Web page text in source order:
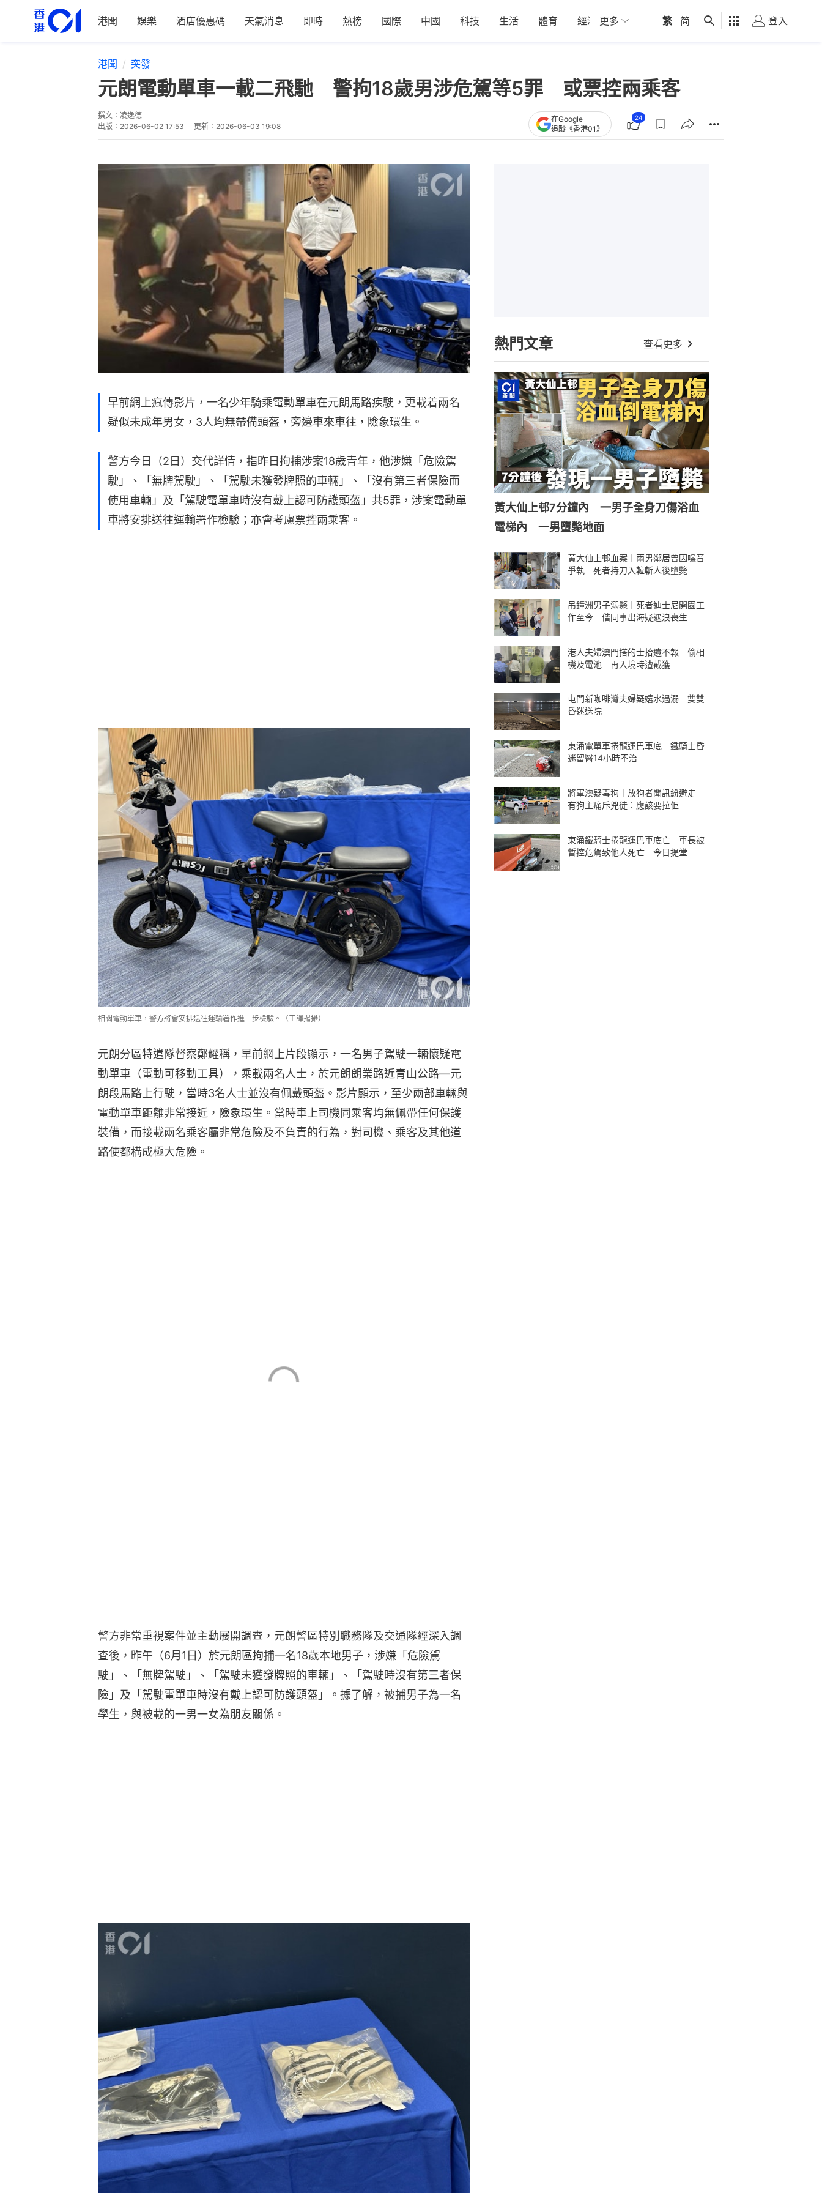
港聞 娛樂 酒店優惠碼 天氣消息 即時 熱榜 國際 中國 科技 生活 體育 經濟 01深圳 觀點 健康 好食玩飛
更多 繁 简 登入
港聞 突發
元朗電動單車一載二飛馳 警拘18歲男涉危駕等5罪 或票控兩乘客
撰文： 凌逸德
出版： 2026-06-02 17:53 更新： 2026-06-03 19:08
在Google
追蹤《香港01》
24
早前網上瘋傳影片，一名少年騎乘電動單車在元朗馬路疾駛，更載着兩名
疑似未成年男女，3人均無帶備頭盔，旁邊車來車往，險象環生。
警方今日（2日）交代詳情，指昨日拘捕涉案18歲青年，他涉嫌「危險駕
駛」、「無牌駕駛」、「駕駛未獲發牌照的車輛」、「沒有第三者保險而
使用車輛」及「駕駛電單車時沒有戴上認可防護頭盔」共5罪，涉案電動單
車將安排送往運輸署作檢驗；亦會考慮票控兩乘客。
相關電動單車，警方將會安排送往運輸署作進一步檢驗。（王譯揚攝）
元朗分區特遣隊督察鄭耀稱，早前網上片段顯示，一名男子駕駛一輛懷疑電
動單車（電動可移動工具），乘載兩名人士，於元朗朗業路近青山公路—元
朗段馬路上行駛，當時3名人士並沒有佩戴頭盔。影片顯示，至少兩部車輛與
電動單車距離非常接近，險象環生。當時車上司機同乘客均無佩帶任何保護
裝備，而接載兩名乘客屬非常危險及不負責的行為，對司機、乘客及其他道
路使都構成極大危險。
警方檢獲被捕人犯案時衣物。（王譯揚攝）
行動中，警方檢取一部涉案電動單車及被捕人士當日身穿衣物，被捕人已獲
准保釋候查，須於8月中向警方報到。警方將會安排相關電動單車，送往運輸
署作進一步檢驗。至於另外兩名乘客，警方稍後將考慮票控「作為電單車乘
客時沒有戴上認可防護頭盔」。
熱門文章 查看更多
黃大仙上邨7分鐘內 一男子全身刀傷浴血
電梯內 一男墮斃地面
黃大仙上邨血案︱兩男鄰居曾因噪音
爭執 死者持刀入𨋢斬人後墮斃
吊鐘洲男子溺斃｜死者迪士尼開園工
作至今 偕同事出海疑遇浪喪生
港人夫婦澳門搭的士拾遺不報 偷相
機及電池 再入境時遭截獲
屯門新咖啡灣夫婦疑嬉水遇溺 雙雙
昏迷送院
東涌電單車捲龍運巴車底 鐵騎士昏
迷留醫14小時不治
將軍澳疑毒狗｜放狗者聞訊紛避走
有狗主痛斥兇徒：應該要拉佢
東涌鐵騎士捲龍運巴車底亡 車長被
暫控危駕致他人死亡 今日提堂